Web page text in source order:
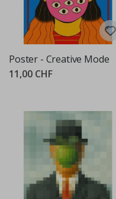
Poster - Creative Mode
11,00 CHF